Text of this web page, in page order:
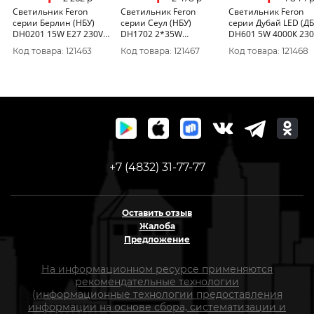
Светильник Feron
серии Берлин (НБУ)
DH0201 15W E27 230V
IP44 черный на стену
вверх 120*80*200мм
Код товара: 121463
Светильник Feron
серии Сеул (НБУ)
DH1702 2*35W
2*GU10, 230V IP54
черный на стену
Код товара: 121467
Светильник Feron
серии Дубай LED
DH601 5W 4000К
250Lm IP54 5LED
на стену черный
Код товара: 121468
+7 (4832) 31-77-77
Оставить отзыв
Жалоба
Предложение
На информационном ресурсе применяются
рекомендательные технологии
(информационные технологии предоставления
информации на основе сбора, систематизации и